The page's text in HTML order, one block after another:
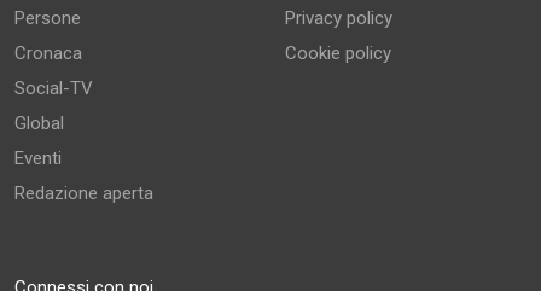
Persone
Cronaca
Social-TV
Global
Eventi
Redazione aperta
Privacy policy
Cookie policy